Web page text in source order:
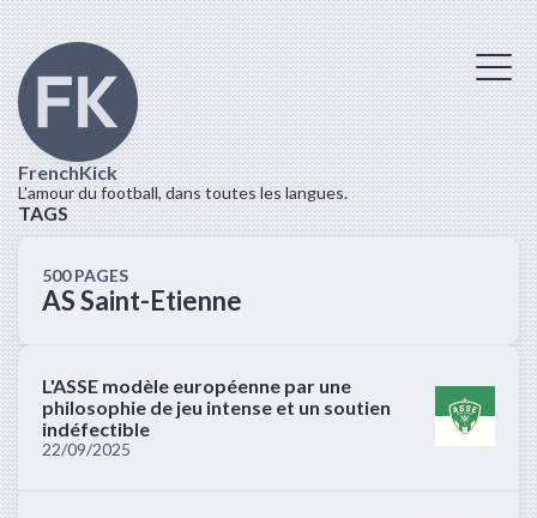
FrenchKick
L'amour du football, dans toutes les langues.
TAGS
500 PAGES
AS Saint-Etienne
L'ASSE modèle européenne par une
philosophie de jeu intense et un soutien
indéfectible
22/09/2025